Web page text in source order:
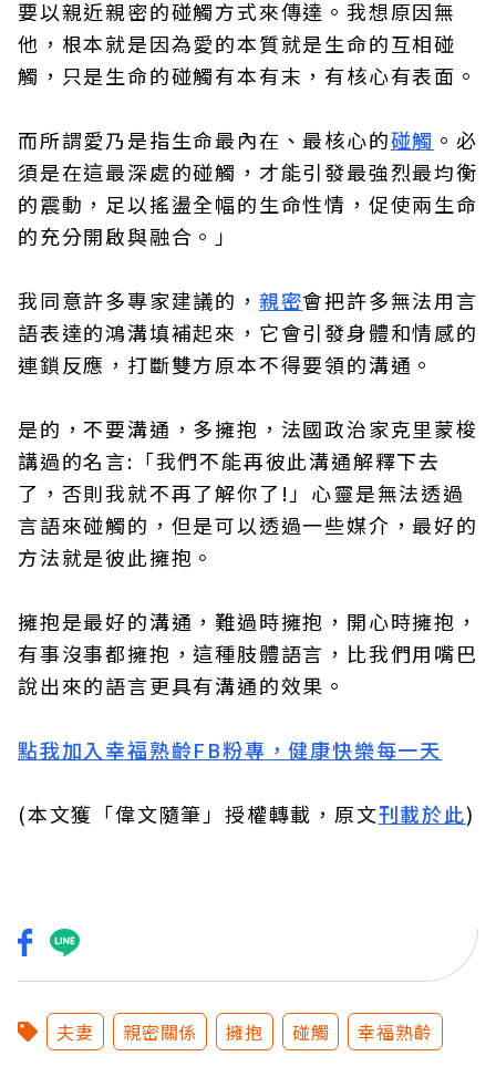
要以親近親密的碰觸方式來傳達。我想原因無
他，根本就是因為愛的本質就是生命的互相碰
觸，只是生命的碰觸有本有末，有核心有表面。
而所謂愛乃是指生命最內在、最核心的碰觸 。必
須是在這最深處的碰觸，才能引發最強烈最均衡
的震動，足以搖盪全幅的生命性情，促使兩生命
的充分開啟與融合。」
我同意許多專家建議的， 親密會把許多無法用言
語表達的鴻溝填補起來，它會引發身體和情感的
連鎖反應，打斷雙方原本不得要領的溝通。
是的，不要溝通，多擁抱，法國政治家克里蒙梭
講過的名言:「我們不能再彼此溝通解釋下去
了，否則我就不再了解你了!」心靈是無法透過
言語來碰觸的，但是可以透過一些媒介，最好的
方法就是彼此擁抱。
擁抱是最好的溝通，難過時擁抱，開心時擁抱，
有事沒事都擁抱，這種肢體語言，比我們用嘴巴
說出來的語言更具有溝通的效果。
點我加入幸福熟齡FB粉專，健康快樂每一天
(本文獲「偉文隨筆」授權轉載，原文刊載於此)
夫妻 親密關係 擁抱 碰觸 幸福熟齡